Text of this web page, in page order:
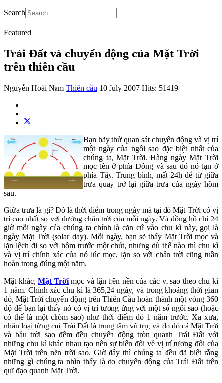
Search
Featured
Trái Đất và chuyển động của Mặt Trời
trên thiên cầu
Nguyễn Hoài Nam Thiên cầu 10 July 2007 Hits: 51419
Bạn hãy thử quan sát chuyển động và vị trí
một ngày của ngôi sao đặc biệt nhất của
chúng ta, Mặt Trời. Hàng ngày Mặt Trời
mọc lên ở phía Đông và sau đó nó lặn ở
phía Tây. Trung bình, mất 24h để từ giữa
trưa quay trở lại giữa trưa của ngày hôm
sau.
Giữa trưa là gì? Đó là thời điểm trong ngày mà tại đó Mặt Trời có vị
trí cao nhất so với đường chân trời của mỗi ngày. Và đồng hồ chỉ 24
giờ mỗi ngày của chúng ta chính là căn cứ vào chu kì này, gọi là
ngày Mặt Trời (solar day). Mỗi ngày, bạn sẽ thấy Mặt Trời mọc và
lặn lệch đi so với hôm trước một chút, nhưng dù thế nào thì chu kì
và vị trí chính xác của nó lúc mọc, lặn so với chân trời cũng tuần
hoàn trong đúng một năm.
Mặt khác,Mặt Trờimọc và lặn trên nền của các vì sao theo chu kì
1 năm. Chính xác chu kì là 365,24 ngày, và trong khoảng thời gian
đó, Mặt Trời chuyển động trên Thiên Cầu hoàn thành một vòng 360
độ để bạn lại thấy nó có vị trí tương ứng với một số ngôi sao (hoặc
có thể là một chòm sao) như thời điểm đó 1 năm trước. Xa xưa,
nhân loại từng coi Trái Đất là trung tâm vũ trụ, và do đó cả Mặt Trời
và bầu trời sao đêm đều chuyển động tròn quanh Trái Đất với
những chu kì khác nhau tạo nên sự biến đổi về vị trí tương đối của
Mặt Trời trên nền trời sao. Giờ đây thì chúng ta đều đã biết rằng
những gì chúng ta nhìn thấy là do chuyển động của Trái Đất trên
quĩ đạo quanh Mặt Trời.